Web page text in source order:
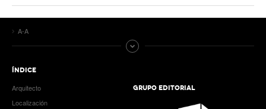
A-A
ÍNDICE
Arquitecto
Localización
GRUPO EDITORIAL